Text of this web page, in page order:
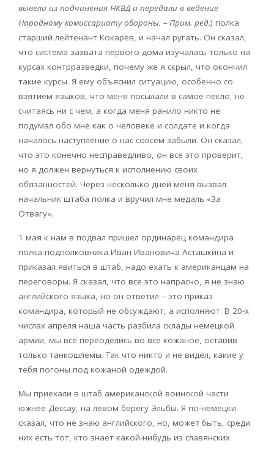
вывели из подчинения НКВД и передали в ведение
Народному комиссариату обороны. – Прим. ред.) полка
старший лейтенант Кокарев, и начал ругать. Он сказал,
что система захвата первого дома изучалась только на
курсах контрразведки, почему же я скрыл, что окончил
такие курсы. Я ему объяснил ситуацию, особенно со
взятием языков, что меня посылали в самое пекло, не
считаясь ни с чем, а когда меня ранило никто не
подумал обо мне как о человеке и солдате и когда
началось наступление о нас совсем забыли. Он сказал,
что это конечно несправедливо, он все это проверит,
но я должен вернуться к исполнению своих
обязанностей. Через несколько дней меня вызвал
начальник штаба полка и вручил мне медаль «За
Отвагу».
1 мая к нам в подвал пришел ординарец командира
полка подполковника Иван Ивановича Асташкина и
приказал явиться в штаб, надо ехать к американцам на
переговоры. Я сказал, что все это напрасно, я не знаю
английского языка, но он ответил – это приказ
командира, который не обсуждают, а исполняют. В 20-х
числах апреля наша часть разбила склады немецкой
армии, мы все переоделись во все кожаное, оставив
только танкошлемы. Так что никто и не видел, какие у
тебя погоны под кожаной одеждой.
Мы приехали в штаб американской воинской части
южнее Дессау, на левом берегу Эльбы. Я по-немецки
сказал, что не знаю английского, но, может быть, среди
них есть тот, кто знает какой-нибудь из славянских